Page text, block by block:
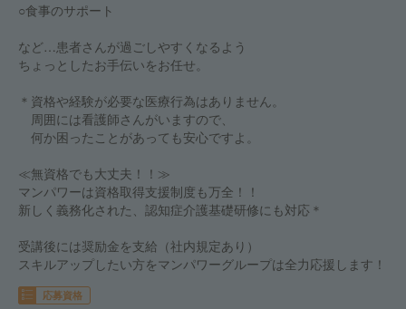
○食事のサポート
など…患者さんが過ごしやすくなるよう
ちょっとしたお手伝いをお任せ。
＊資格や経験が必要な医療行為はありません。
周囲には看護師さんがいますので、
何か困ったことがあっても安心ですよ。
≪無資格でも大丈夫！！≫
マンパワーは資格取得支援制度も万全！！
新しく義務化された、認知症介護基礎研修にも対応＊
受講後には奨励金を支給（社内規定あり）
スキルアップしたい方をマンパワーグループは全力応援します！
応募資格